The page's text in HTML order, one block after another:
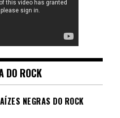
DO ROCK
NEGRAS DO ROCK